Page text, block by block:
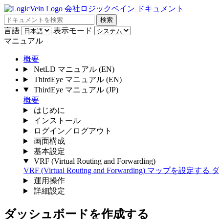
会社ロジックベイン ドキュメント
検索
言語
表示モード
マニュアル
概要
NetLD マニュアル (EN)
ThirdEye マニュアル (EN)
ThirdEye マニュアル (JP)
概要
はじめに
インストール
ログイン／ログアウト
画面構成
基本設定
VRF (Virtual Routing and Forwarding)
VRF (Virtual Routing and Forwarding) マップを設定する
運用操作
詳細設定
ダッシュボードを作成する